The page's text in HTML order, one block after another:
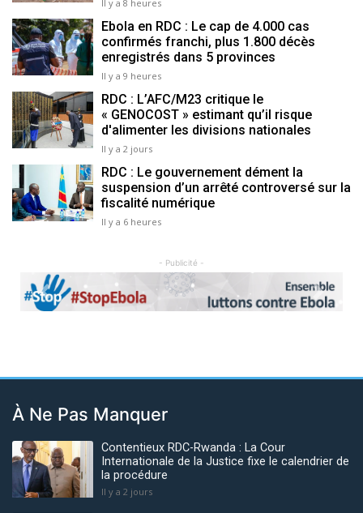
Il y a 8 heures
Ebola en RDC : Le cap de 4.000 cas
confirmés franchi, plus 1.800 décès
enregistrés dans 5 provinces
Il y a 9 heures
RDC : L’AFC/M23 critique le
« GENOCOST » estimant qu’il risque
d'alimenter les divisions nationales
Il y a 2 jours
RDC : Le gouvernement dément la
suspension d’un arrêté controversé sur la
fiscalité numérique
Il y a 6 heures
- Publicité -
Previous Next
À Ne Pas Manquer
Contentieux RDC-Rwanda : La Cour
Internationale de la Justice fixe le calendrier de
la procédure
Il y a 2 jours